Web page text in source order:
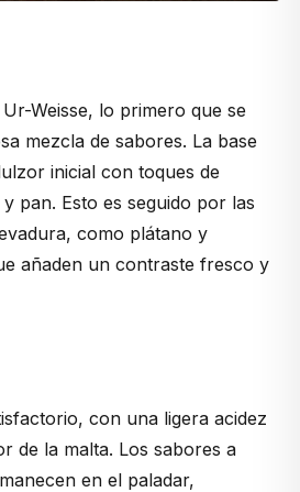
Weisse, lo primero que se
mezcla de sabores. La base
inicial con toques de
pan. Esto es seguido por las
como plátano y
añaden un contraste fresco y
con una ligera acidez
de la malta. Los sabores a
en el paladar,